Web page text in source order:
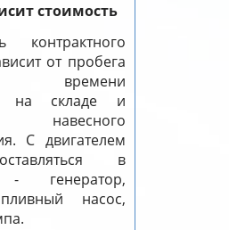
стоимость
контрактного
от пробега
времени
на складе и
навесного
С двигателем
в
- генератор,
насос,